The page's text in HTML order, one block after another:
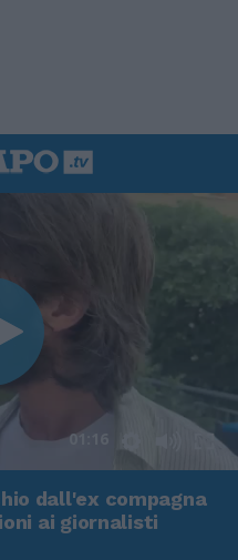
01:16
dall'ex compagna
ai giornalisti